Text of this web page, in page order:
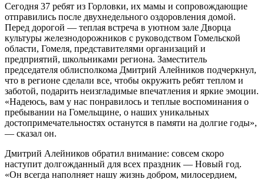
Сегодня 37 ребят из Горловки, их мамы и сопровождающие
отправились после двухнедельного оздоровления домой.
Перед дорогой — теплая встреча в уютном зале Дворца
культуры железнодорожников с руководством Гомельской
области, Гомеля, представителями организаций и
предприятий, школьниками региона. Заместитель
председателя облисполкома Дмитрий Алейников подчеркнул,
что в регионе сделали все, чтобы окружить ребят теплом и
заботой, подарить неизгладимые впечатления и яркие эмоции.
«Надеюсь, вам у нас понравилось и теплые воспоминания о
пребывании на Гомельщине, о наших уникальных
достопримечательностях останутся в памяти на долгие годы»,
— сказал он.
Дмитрий Алейников обратил внимание: совсем скоро
наступит долгожданный для всех праздник — Новый год.
«Он всегда наполняет нашу жизнь добром, милосердием,